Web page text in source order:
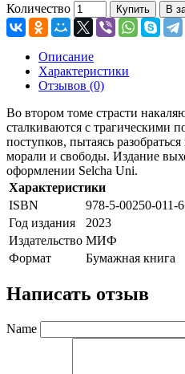
Количество Купить В
Описание
Характеристики
Отзывов (0)
Во втором томе страсти
сталкиваются с трагическими
поступков, пытаясь
морали и свободы. Издание
оформлении Selcha Uni.
Характеристики
ISBN
978-5-00250-011-6
Год издания
2023
Издательство МИФ
Формат
Бумажная книга
Написать отзыв
Name